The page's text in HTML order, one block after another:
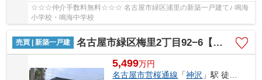
☆☆☆仲介手数料無料☆☆☆ 名古屋市緑区浦里の新築一戸建て♪ 鳴海
小学校・鳴海中学校
売買 | 新築一戸建 名古屋市緑区梅里2丁目92−6【仲介手数料無料】新築一戸建て
5,499万円
名古屋市営桜通線 「神沢 」駅 徒歩12分